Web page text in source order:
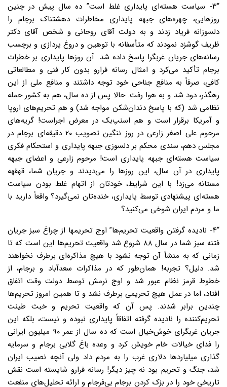
“۳- سیاست هسته‌ای پایداری غلط است”
ده سال پیش در چنین
روزهایی، چهره‌های جبهه پایداری مخاطرات دهشتناک برجام را
دلسوزانه فریاد زدند و به دولت آقای روحانی و شخص آقای دکتر
ظریف گوشزد نمودند که متأسفانه با توهین و دروغ پردازی و برچسب
رسانه‌های جریان غربگرا پاسخ داده شد. آن روزها پایداری بر خطرات
برجام تأکید می‌کرد و امثال رسانه فرارو بدون کار فنی و مطالعاتی
کافی، صرفاً به منافع جناحی خود توجه داشتند و منافع ملی از این
رهگذر، دود شد و به هوا رفت. حالا پس از ده سال، هم به کشور حمله
نظامی شد (که با پاسخ دندان‌شکن مواجه شد) و هم تحریم‌های اروپا
و آمریکا برقرار است و هم اسنپ‌بک در معرض اجراست! گریه‌های
مرحوم علی اصغر زارعی در روز ننگین تصویب ۲۰ دقیقه‌ای برجام در
مجلس دهم، سندی محکم بر دلسوزی جبهه پایداری و استحکام فکری
سیاست هسته‌ای جبهه پایداری است! مرحوم زارعی و اعضای جبهه
پایداری در آن سال، این روزها را می‌دیدند و جریان شما، قهقهه
مستانه می‌زد! با این شرایط، خودتان از اتهام غلط بودن سیاست
هسته‌ای پیشنهادی توسط پایداری، خنده‌تان نمی‌گیرد؟ واقعاً دارید با
ما و مردم ایران شوخی می‌کنید؟
“۴- نادیده گرفتن واقعیت تحریم‌ها”
اوج تحریمها از چراغ سبز جریان
فتنه سبز شما در سال ۸۸ شروع شد واقعیت تحریم‌ها این است که تا
زمانی که به منشأ آن توجه نشود با هیچ مذاکره‌ای برطرف نخواهند
شد. دلیل؟ تجربه! همان‌طور که در مذاکرات سعدآباد و برجام، از
خطوط قرمز نظام عبور شد و اوج نرمش توسط دولت وقت اتفاق
افتاد، اما در عمل هیچ تحریمی برطرف نشد و تا همین امروز تحریم‌ها
چندین برابر شدند. پس آن که واقعیت تحریم و خبث طینت
تحریم‌کننده را نادیده گرفته اتفاقاً پایداری نبوده و نیست، بلکه این
جریان غربگرای خوش‌خیال است که ده سال از عمر ۹۰ میلیون ایرانی
را فدای خیالات خام خویش کرد و وعده باغ گلابی برجام و سرمایه
گذاری میلیاردها دلاری غرب را به مردم داد ولی آنچه نصیب ایران
شد، جنگ و تحریم بود نه چیز دیگر! رسانه فرارو شایسته است نقش
تاریخی خود را در بزک کردن برجام بی‌فرجام و ارائه تحلیل‌های منفعت